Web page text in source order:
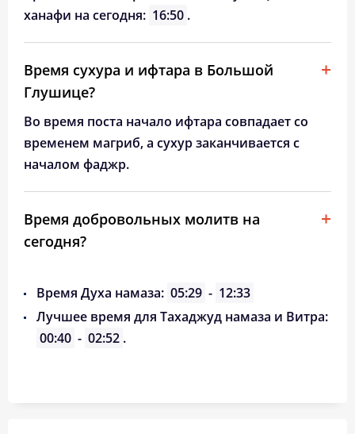
ханафи на сегодня: 16:50 .
Время сухура и ифтара в Большой
Глушице?
Во время поста начало ифтара совпадает со
временем магриб, а сухур заканчивается с
началом фаджр.
Время добровольных молитв на
сегодня?
Время Духа намаза: 05:29 - 12:33
Лучшее время для Тахаджуд намаза и Витра:
00:40 - 02:52 .